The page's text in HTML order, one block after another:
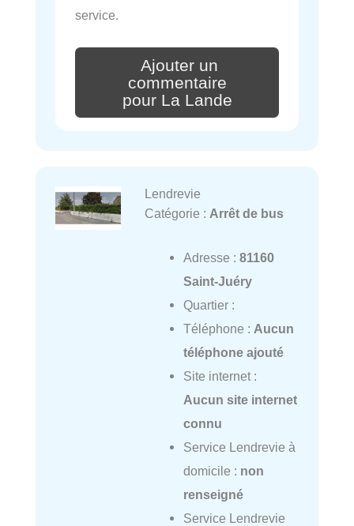
service.
Ajouter un
commentaire
pour La Lande
Lendrevie
Catégorie : Arrêt de bus
Adresse : 81160
Saint-Juéry
Quartier :
Téléphone : Aucun
téléphone ajouté
Site internet :
Aucun site internet
connu
Service Lendrevie à
domicile : non
renseigné
Service Lendrevie